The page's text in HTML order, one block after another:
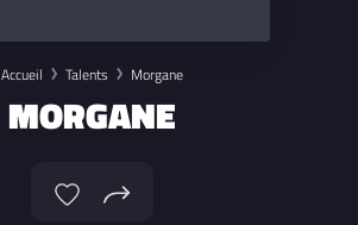
Accueil Talents Morgane
MORGANE